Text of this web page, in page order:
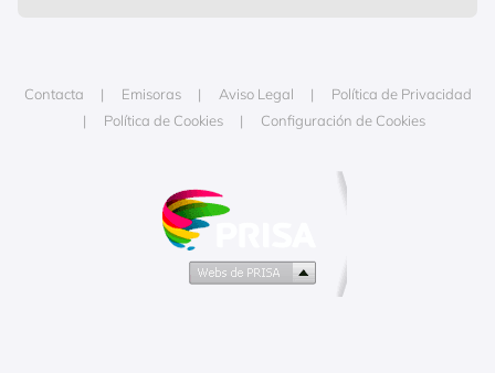
Contacta Emisoras Aviso Legal
Política de Privacidad
Política de Cookies
Configuración de Cookies